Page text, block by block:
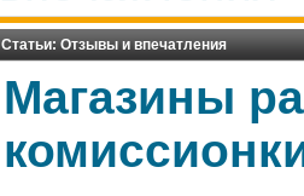
Статьи: Отзывы и впечатления
Магазины